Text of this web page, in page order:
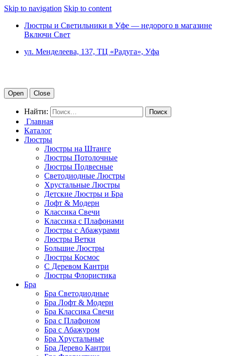
Skip to navigation Skip to content
Люстры и Светильники в Уфе — недорого в магазине
Включи Свет
ул. Менделеева, 137, ТЦ «Радуга», Уфа
Open Close
Найти:
Главная
Каталог
Люстры
Люстры на Штанге
Люстры Потолочные
Люстры Подвесные
Светодиодные Люстры
Хрустальные Люстры
Детские Люстры и Бра
Лофт & Модерн
Классика Свечи
Классика с Плафонами
Люстры с Абажурами
Люстры Ветки
Большие Люстры
Люстры Космос
С Деревом Кантри
Люстры Флористика
Бра
Бра Светодиодные
Бра Лофт & Модерн
Бра Классика Свечи
Бра с Плафоном
Бра с Абажуром
Бра Хрустальные
Бра Дерево Кантри